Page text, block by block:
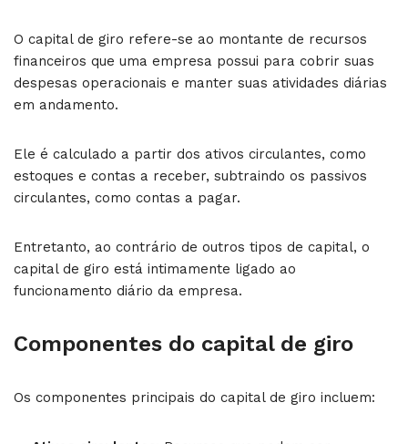
O capital de giro refere-se ao montante de recursos
financeiros que uma empresa possui para cobrir suas
despesas operacionais e manter suas atividades diárias
em andamento.
Ele é calculado a partir dos ativos circulantes, como
estoques e contas a receber, subtraindo os passivos
circulantes, como contas a pagar.
Entretanto, ao contrário de outros tipos de capital, o
capital de giro está intimamente ligado ao
funcionamento diário da empresa.
Componentes do capital de giro
Os componentes principais do capital de giro incluem: